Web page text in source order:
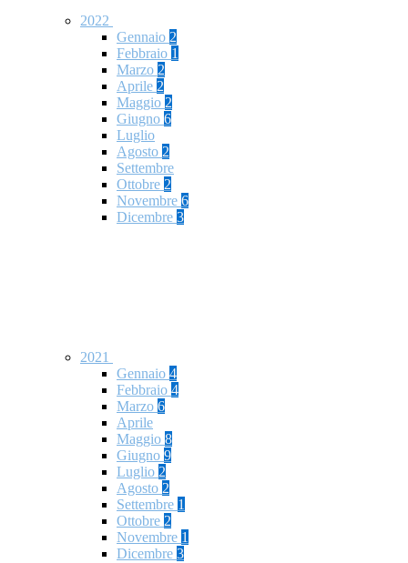
2022
Gennaio 2
Febbraio 1
Marzo 2
Aprile 2
Maggio 2
Giugno 6
Luglio
Agosto 2
Settembre
Ottobre 2
Novembre 6
Dicembre 3
2021
Gennaio 4
Febbraio 4
Marzo 6
Aprile
Maggio 8
Giugno 9
Luglio 2
Agosto 2
Settembre 1
Ottobre 2
Novembre 1
Dicembre 3